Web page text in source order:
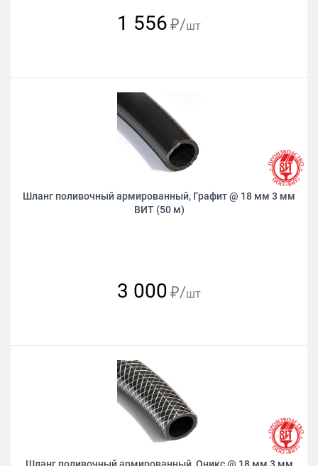
1 556 ₽/шт
Шланг поливочный армированный, Графит @ 18 мм 3 мм
ВИТ (50 м)
3 000 ₽/шт